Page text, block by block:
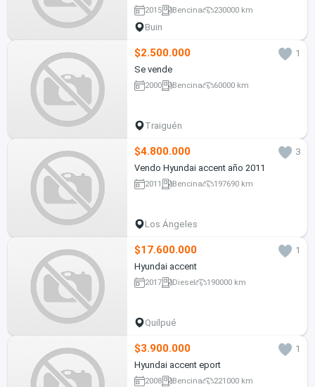
2015 Bencina 230000 km
Buin
$2.500.000
1
Se vende
2000 Bencina 60000 km
Traiguén
$4.800.000
3
Vendo Hyundai accent año 2011
2011 Bencina 197690 km
Los Ángeles
$17.600.000
1
Hyundai accent
2017 Diesel 190000 km
Quilpué
$3.900.000
1
Hyundai accent eport
2008 Bencina 221000 km